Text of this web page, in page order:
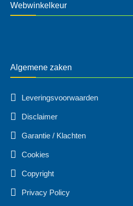
Webwinkelkeur
Algemene zaken
Leveringsvoorwaarden
Disclaimer
Garantie / Klachten
Cookies
Copyright
Privacy Policy